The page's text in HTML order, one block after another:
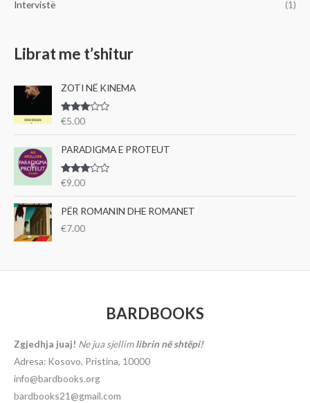
Intervistë (1)
Librat me t’shitur
ZOTI NË KINEMA
Vlerë
me
3.00
nga 5
€5.00
PARADIGMA E PROTEUT
Vlerë
me
3.00
nga 5
€9.00
PËR ROMANIN DHE ROMANET
€7.00
BARDBOOKS
Zgjedhja juaj! Ne jua sjellimlibrin në shtëpi!
Adresa: Kosovo, Pristina, 10000
info@bardbooks.org
bardbooks21@gmail.com